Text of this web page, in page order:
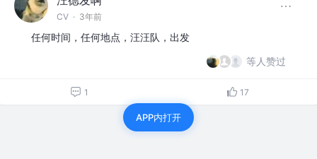
CV · 3年前
任何时间，任何地点，汪汪队，出发
等人赞过
1 17
APP内打开